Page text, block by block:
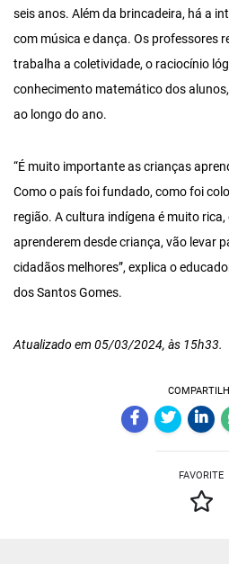
seis anos. Além da brincadeira, há a
com música e dança. Os professores
trabalha a coletividade, o raciocínio
conhecimento matemático dos
ao longo do ano.
“É muito importante as crianças
Como o país foi fundado, como foi
região. A cultura indígena é muito
aprenderem desde criança, vão levar
cidadãos melhores”, explica o
dos Santos Gomes.
Atualizado em 05/03/2024, às 15h33.
FAVORITE